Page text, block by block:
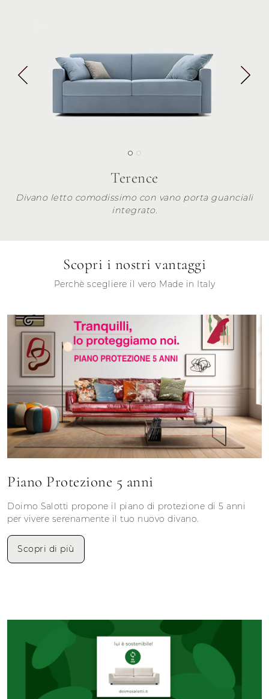
Terence
Divano letto comodissimo con vano porta guanciali
integrato.
Scopri i nostri vantaggi
Perchè scegliere il vero Made in Italy
Piano Protezione 5 anni
Doimo Salotti propone il piano di protezione di 5 anni
per vivere serenamente il tuo nuovo divano.
Scopri di più